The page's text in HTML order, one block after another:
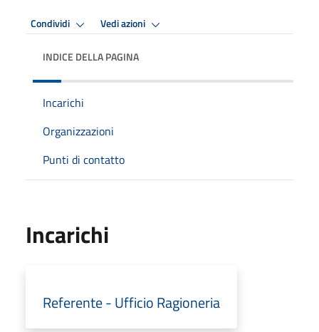
Condividi Vedi azioni
INDICE DELLA PAGINA
Incarichi
Organizzazioni
Punti di contatto
Incarichi
Referente - Ufficio Ragioneria